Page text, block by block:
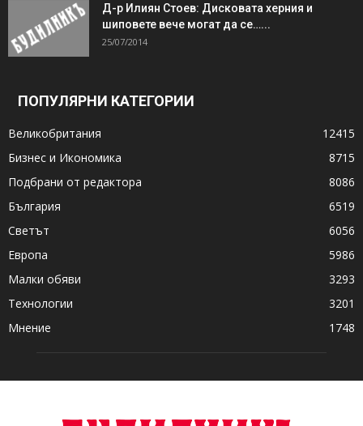
Д-р Илиян Стоев: Дисковата херния и
шиповете вече могат да се…...
25/07/2014
ПОПУЛЯРНИ КАТЕГОРИИ
Великобритания
12415
Бизнес и Икономика
8715
Подбрани от редактора
8086
България
6519
Светът
6056
Европа
5986
Малки обяви
3293
Технологии
3201
Мнение
1748